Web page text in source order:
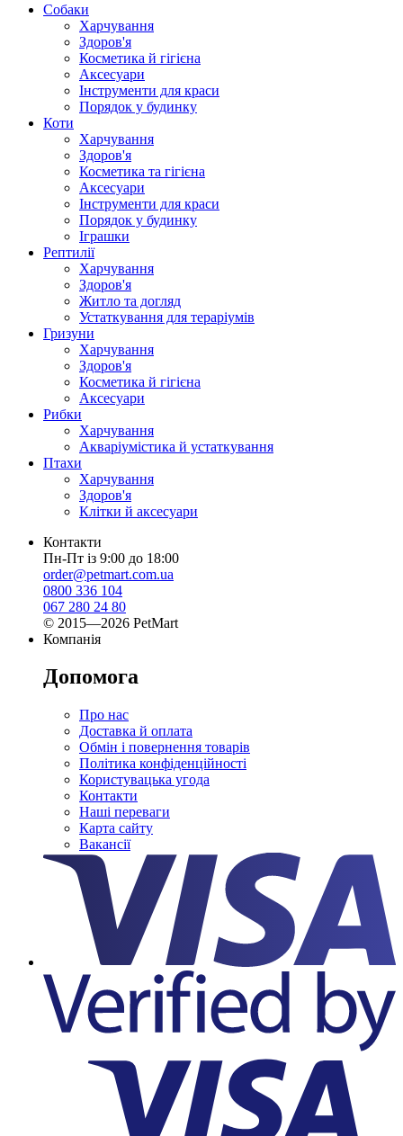
Собаки
Харчування
Здоров'я
Косметика й гігієна
Аксесуари
Інструменти для краси
Порядок у будинку
Коти
Харчування
Здоров'я
Косметика та гігієна
Аксесуари
Інструменти для краси
Порядок у будинку
Іграшки
Рептилії
Харчування
Здоров'я
Житло та догляд
Устаткування для тераріумів
Гризуни
Харчування
Здоров'я
Косметика й гігієна
Аксесуари
Рибки
Харчування
Акваріумістика й устаткування
Птахи
Харчування
Здоров'я
Клітки й аксесуари
Контакти
Пн-Пт із 9:00 до 18:00
order@petmart.com.ua
0800 336 104
067 280 24 80
© 2015—2026 PetMart
Компанія
Допомога
Про нас
Доставка й оплата
Обмін і повернення товарів
Політика конфіденційності
Користувацька угода
Контакти
Наші переваги
Карта сайту
Вакансії